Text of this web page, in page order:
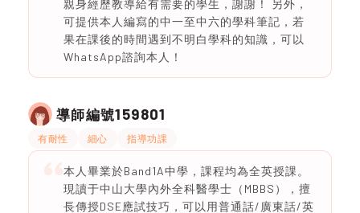
親身經歷教導給有需要的學生，謝謝！ 另外，
可提供本人編寫的中一至中六的學科筆記，若
果在課後的時間遇到不明白學科的知識，可以
WhatsApp諮詢本人！
導師編號159801
有耐性 細心 指導功課
本人畢業於Band1A中學，課程均為全英授課。
現讀于中山大學內外全科醫學士（MBBS），擅
長傳授DSE應試技巧，可以用普通話/廣東話/英